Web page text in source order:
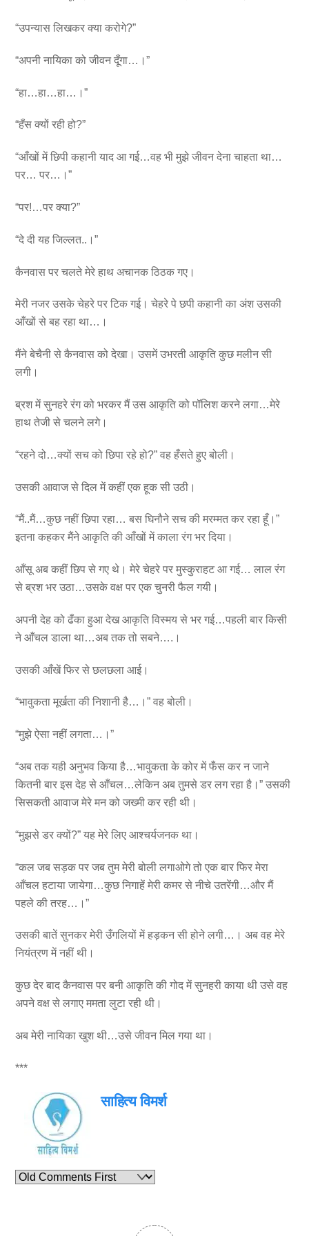
“उपन्यास लिखकर क्या करोगे?”
“अपनी नायिका को जीवन दूँगा…।”
“हा…हा…हा…।”
“हँस क्यों रही हो?”
“आँखों में छिपी कहानी याद आ गई…वह भी मुझे जीवन देना चाहता था…
पर… पर…।”
“पर!…पर क्या?”
“दे दी यह जिल्लत..।”
कैनवास पर चलते मेरे हाथ अचानक ठिठक गए।
मेरी नजर उसके चेहरे पर टिक गई। चेहरे पे छपी कहानी का अंश उसकी
आँखों से बह रहा था…।
मैंने बेचैनी से कैनवास को देखा। उसमें उभरती आकृति कुछ मलीन सी
लगी।
ब्रश में सुनहरे रंग को भरकर मैं उस आकृति को पॉलिश करने लगा…मेरे
हाथ तेजी से चलने लगे।
“रहने दो…क्यों सच को छिपा रहे हो?” वह हँसते हुए बोली।
उसकी आवाज से दिल में कहीं एक हूक सी उठी।
“मैं..मैं…कुछ नहीं छिपा रहा… बस घिनौने सच की मरम्मत कर रहा हूँ।”
इतना कहकर मैंने आकृति की आँखों में काला रंग भर दिया।
आँसू अब कहीं छिप से गए थे। मेरे चेहरे पर मुस्कुराहट आ गई… लाल रंग
से ब्रश भर उठा…उसके वक्ष पर एक चुनरी फैल गयी।
अपनी देह को ढँका हुआ देख आकृति विस्मय से भर गई…पहली बार किसी
ने आँचल डाला था…अब तक तो सबने….।
उसकी आँखें फिर से छलछला आई।
“भावुकता मूर्खता की निशानी है…।” वह बोली।
“मुझे ऐसा नहीं लगता…।”
“अब तक यही अनुभव किया है…भावुकता के कोर में फँस कर न जाने
कितनी बार इस देह से आँचल…लेकिन अब तुमसे डर लग रहा है।” उसकी
सिसकती आवाज मेरे मन को जख्मी कर रही थी।
“मुझसे डर क्यों?” यह मेरे लिए आश्चर्यजनक था।
“कल जब सड़क पर जब तुम मेरी बोली लगाओगे तो एक बार फिर मेरा
आँचल हटाया जायेगा…कुछ निगाहें मेरी कमर से नीचे उतरेंगी…और मैं
पहले की तरह…।”
उसकी बातें सुनकर मेरी उँगलियों में हड़कन सी होने लगी…। अब वह मेरे
नियंत्रण में नहीं थी।
कुछ देर बाद कैनवास पर बनी आकृति की गोद में सुनहरी काया थी उसे वह
अपने वक्ष से लगाए ममता लुटा रही थी।
अब मेरी नायिका खुश थी…उसे जीवन मिल गया था।
***
साहित्य विमर्श